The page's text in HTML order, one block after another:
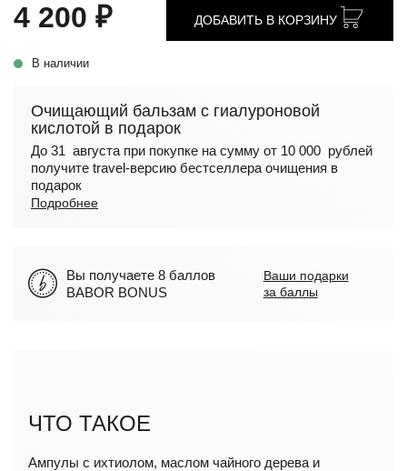
4 200 ₽
В наличии
ДОБАВИТЬ В КОРЗИНУ
Очищающий бальзам с гиалуроновой
кислотой в подарок
До 31 августа при покупке на сумму от 10 000 рублей
получите travel-версию бестселлера очищения в
подарок
Подробнее
Вы получаете 8 баллов
BABOR BONUS
Ваши подарки
за баллы
ЧТО ТАКОЕ
Ампулы с ихтиолом, маслом чайного дерева и